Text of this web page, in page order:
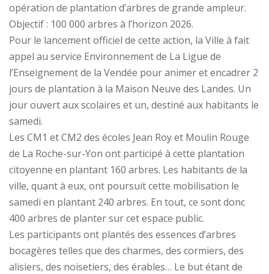
opération de plantation d’arbres de grande ampleur.
Objectif : 100 000 arbres à l’horizon 2026.
Pour le lancement officiel de cette action, la Ville à fait
appel au service Environnement de La Ligue de
l’Enseignement de la Vendée pour animer et encadrer 2
jours de plantation à la Maison Neuve des Landes. Un
jour ouvert aux scolaires et un, destiné aux habitants le
samedi.
Les CM1 et CM2 des écoles Jean Roy et Moulin Rouge
de La Roche-sur-Yon ont participé à cette plantation
citoyenne en plantant 160 arbres. Les habitants de la
ville, quant à eux, ont poursuit cette mobilisation le
samedi en plantant 240 arbres. En tout, ce sont donc
400 arbres de planter sur cet espace public.
Les participants ont plantés des essences d’arbres
bocagères telles que des charmes, des cormiers, des
alisiers, des noisetiers, des érables… Le but étant de